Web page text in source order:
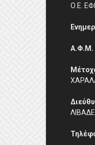
Ο.Ε.
Α.Φ.Μ.